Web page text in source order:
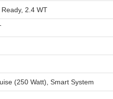
2.4 WT
(250 Watt), Smart System